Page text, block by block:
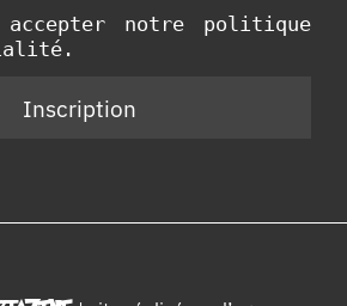
notre politique